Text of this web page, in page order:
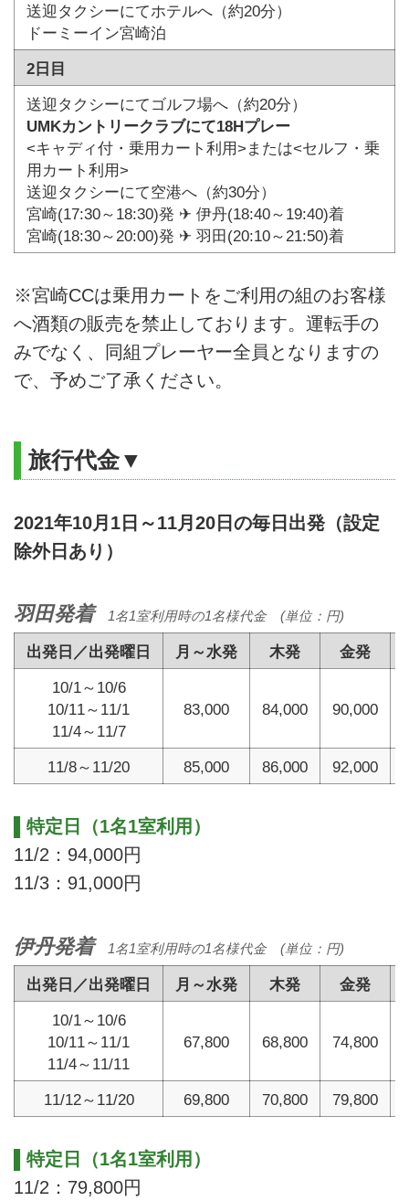
送迎タクシーにてホテルへ（約20分）
ドーミーイン宮崎泊
2日目
送迎タクシーにてゴルフ場へ（約20分）
UMKカントリークラブにて18Hプレー
<キャディ付・乗用カート利用>または<セルフ・乗
用カート利用>
送迎タクシーにて空港へ（約30分）
宮崎(17:30～18:30)発 ✈ 伊丹(18:40～19:40)着
宮崎(18:30～20:00)発 ✈ 羽田(20:10～21:50)着
※宮崎CCは乗用カートをご利用の組のお客様
へ酒類の販売を禁止しております。運転手の
みでなく、同組プレーヤー全員となりますの
で、予めご了承ください。
旅行代金▼
2021年10月1日～11月20日の毎日出発（設定
除外日あり）
出発日／出発曜日 月～水発 木発
金発
10/1～10/6
10/11～11/1
11/4～11/7
83,000 84,000 90,000
11/8～11/20 85,000 86,000 92,000
羽田発着1名1室利用時の1名様代金 (単位：円)
▌特定日（1名1室利用）
11/2：94,000円
11/3：91,000円
出発日／出発曜日 月～水発 木発
金発
10/1～10/6
10/11～11/1
11/4～11/11
67,800 68,800 74,800
11/12～11/20 69,800 70,800 79,800
伊丹発着1名1室利用時の1名様代金 (単位：円)
▌特定日（1名1室利用）
11/2：79,800円